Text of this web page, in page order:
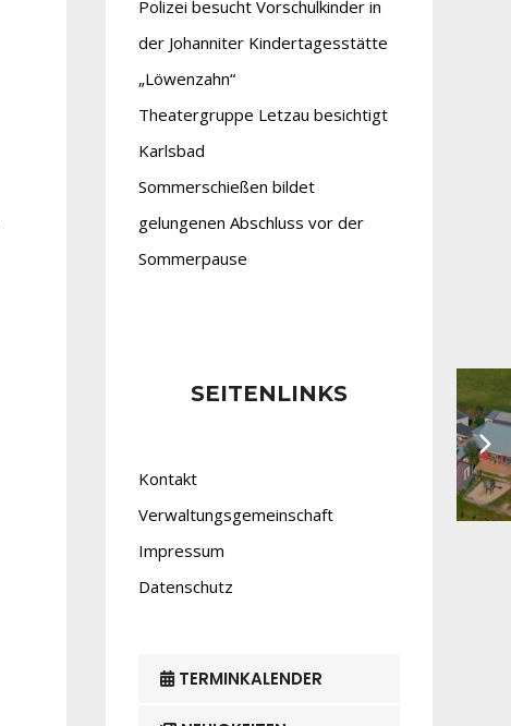
Polizei besucht Vorschulkinder in
der Johanniter Kindertagesstätte
„Löwenzahn“
Theatergruppe Letzau besichtigt
Karlsbad
Sommerschießen bildet
gelungenen Abschluss vor der
Sommerpause
SEITENLINKS
Kontakt
Verwaltungsgemeinschaft
Impressum
Datenschutz
TERMINKALENDER